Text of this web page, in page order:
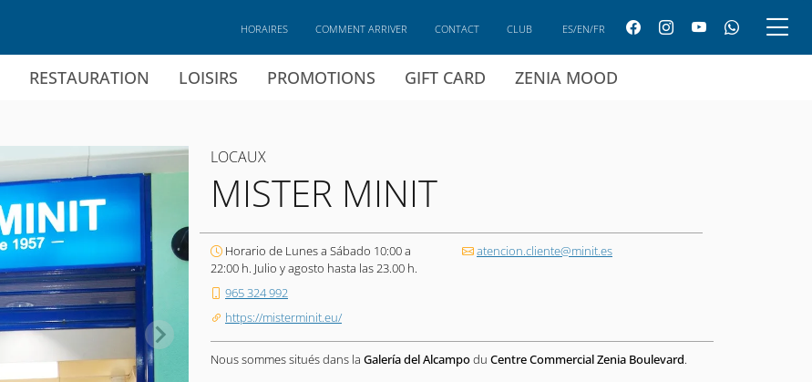
RESTAURATION LOISIRS PROMOTIONS GIFT CARD ZENIA MOOD
HORAIRES COMMENT ARRIVER CONTACT CLUB ES/EN/FR
LOCAUX
MISTER MINIT
Horario de Lunes a Sábado 10:00 a
22:00 h. Julio y agosto hasta las 23.00 h.
atencion.cliente@minit.es
965 324 992
https://misterminit.eu/
Nous sommes situés dans la Galería del Alcampodu Centre Commercial Zenia Boulevard.